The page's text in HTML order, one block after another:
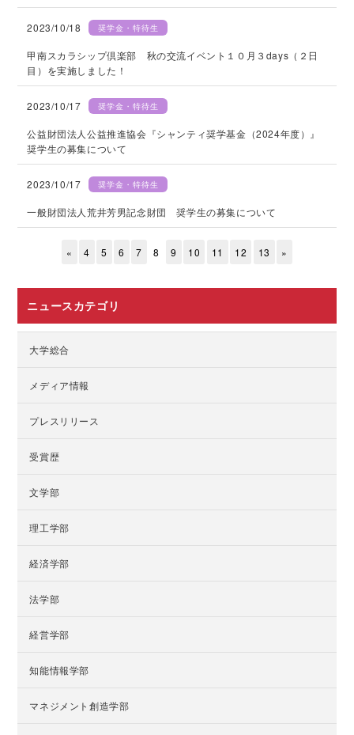
2023/10/18 奨学金・特待生
甲南スカラシップ倶楽部 秋の交流イベント１０月３days（２日
目）を実施しました！
2023/10/17 奨学金・特待生
公益財団法人公益推進協会『シャンティ奨学基金（2024年度）』
奨学生の募集について
2023/10/17 奨学金・特待生
一般財団法人荒井芳男記念財団 奨学生の募集について
« 4 5 6 7 8 9 10 11 12 13 »
ニュースカテゴリ
大学総合
メディア情報
プレスリリース
受賞歴
文学部
理工学部
経済学部
法学部
経営学部
知能情報学部
マネジメント創造学部